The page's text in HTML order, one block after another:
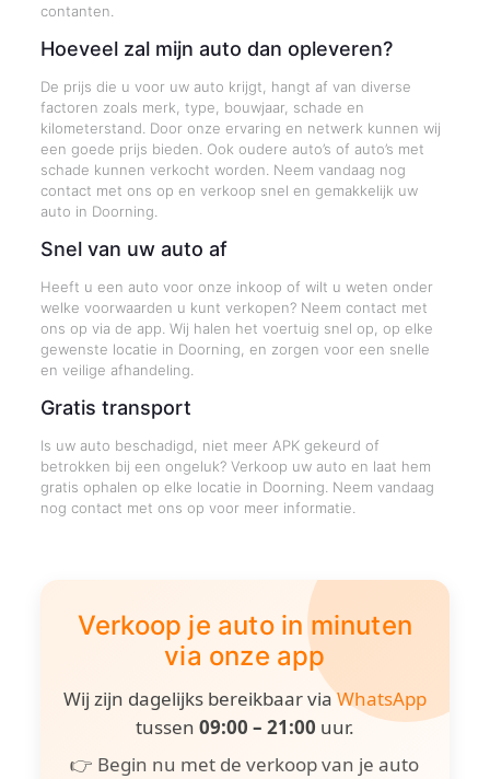
contanten.
Hoeveel zal mijn auto dan opleveren?
De prijs die u voor uw auto krijgt, hangt af van diverse
factoren zoals merk, type, bouwjaar, schade en
kilometerstand. Door onze ervaring en netwerk kunnen wij
een goede prijs bieden. Ook oudere auto’s of auto’s met
schade kunnen verkocht worden. Neem vandaag nog
contact met ons op en verkoop snel en gemakkelijk uw
auto in Doorning.
Snel van uw auto af
Heeft u een auto voor onze inkoop of wilt u weten onder
welke voorwaarden u kunt verkopen? Neem contact met
ons op via de app. Wij halen het voertuig snel op, op elke
gewenste locatie in Doorning, en zorgen voor een snelle
en veilige afhandeling.
Gratis transport
Is uw auto beschadigd, niet meer APK gekeurd of
betrokken bij een ongeluk? Verkoop uw auto en laat hem
gratis ophalen op elke locatie in Doorning. Neem vandaag
nog contact met ons op voor meer informatie.
Verkoop je auto in minuten
via onze app
Wij zijn dagelijks bereikbaar viaWhatsApp
tussen 09:00 – 21:00 uur.
👉 Begin nu met de verkoop van je auto